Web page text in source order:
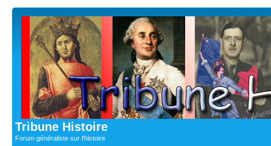
Tribune Histoire
Forum généraliste sur l'histoire